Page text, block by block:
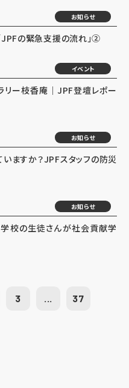
お知らせ
JPFの緊急支援の流れ」②
イベント
リー枝香庵｜JPF登壇レポー
お知らせ
いますか？JPFスタッフの防災
お知らせ
学校の生徒さんが社会貢献学
3 ... 37